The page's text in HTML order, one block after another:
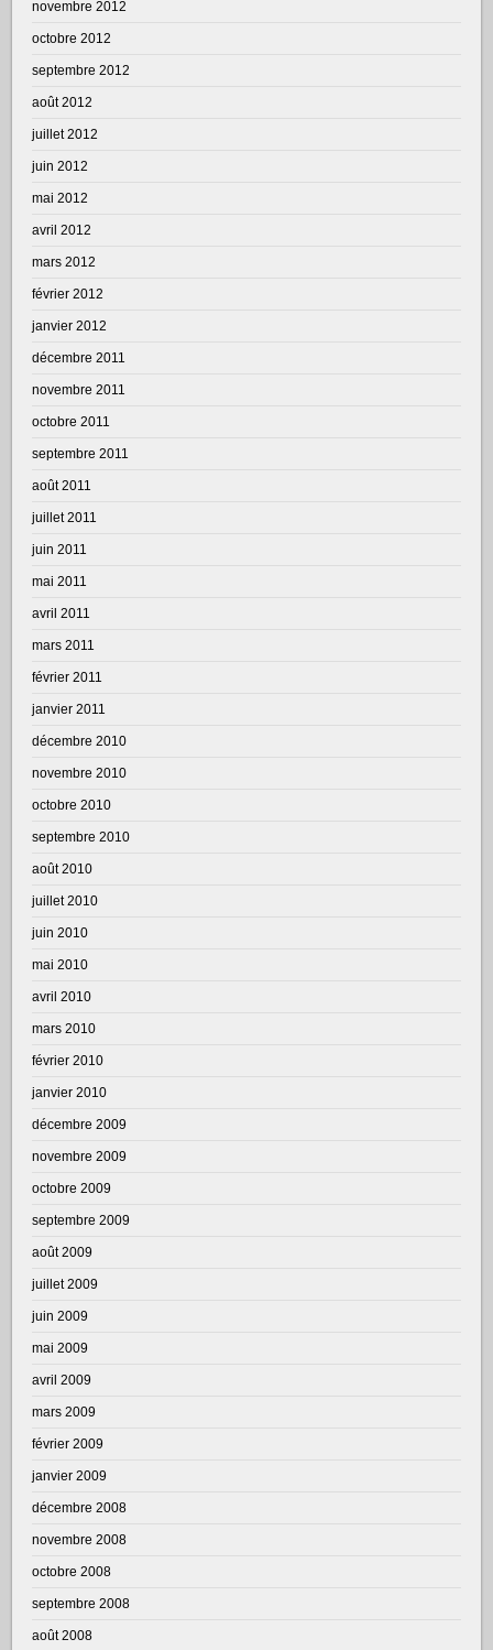
novembre 2012
octobre 2012
septembre 2012
août 2012
juillet 2012
juin 2012
mai 2012
avril 2012
mars 2012
février 2012
janvier 2012
décembre 2011
novembre 2011
octobre 2011
septembre 2011
août 2011
juillet 2011
juin 2011
mai 2011
avril 2011
mars 2011
février 2011
janvier 2011
décembre 2010
novembre 2010
octobre 2010
septembre 2010
août 2010
juillet 2010
juin 2010
mai 2010
avril 2010
mars 2010
février 2010
janvier 2010
décembre 2009
novembre 2009
octobre 2009
septembre 2009
août 2009
juillet 2009
juin 2009
mai 2009
avril 2009
mars 2009
février 2009
janvier 2009
décembre 2008
novembre 2008
octobre 2008
septembre 2008
août 2008